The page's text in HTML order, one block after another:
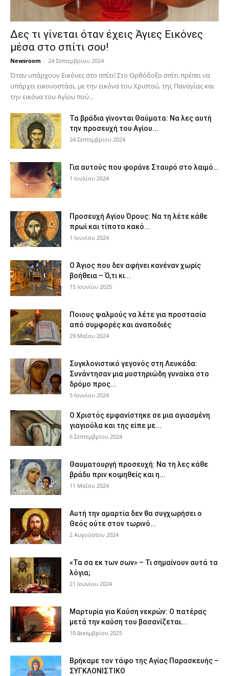
Δες τι γίνεται όταν έχεις Άγιες Εικόνες
μέσα στο σπίτι σου!
Newsroom - 24 Σεπτεμβρίου 2024
Όταν υπάρχουν Εικόνες στο σπίτι! Στο Ορθόδοξο σπίτι πρέπει να
υπάρχει εικονοστάσι, με την εικόνα του Χριστού, της Παν­αγίας και
την εικόνα του Αγίου πού...
Τα βράδια γίνονται Θαύματα: Να λες αυτή
την προσευχή του Αγίου...
24 Σεπτεμβρίου 2024
Για αυτούς που φοράνε Σταυρό στο λαιμό…
1 Ιουλίου 2024
Προσευχή Αγίου Όρους: Να τη λέτε κάθε
πρωί και τίποτα κακό...
1 Ιουνίου 2024
Ο Άγιος που δεν αφήνει κανέναν χωρίς
βοήθεια – Ό,τι κι...
15 Ιουνίου 2025
Ποιους ψαλμούς να λέτε για προστασία
από συμφορές και αναποδιές
29 Μαΐου 2024
Συγκλονιστικό γεγονός στη Λευκάδα:
Συνάντησαν μια μυστηριώδη γυναίκα στο
δρόμο προς...
5 Ιουνίου 2024
Ο Χριστός εμφανίστηκε σε μια αγιασμένη
γιαγιούλα και της είπε με...
6 Σεπτεμβρίου 2024
Θαυματουργή προσευχή: Να τη λες κάθε
βράδυ πριν κοιμηθείς και η...
11 Μαΐου 2024
Αυτή την αμαρτία δεν θα συγχωρήσει ο
Θεός ούτε στον τωρινό...
2 Αυγούστου 2024
«Τα σα εκ των σων» – Τι σημαίνουν αυτά τα
λόγια;
21 Ιουνίου 2024
Μαρτυρία για Καύση νεκρών: Ο πατέρας
μετά την καύση του βασανίζεται...
10 Δεκεμβρίου 2025
Βρήκαμε τον τάφο της Αγίας Παρασκευής –
ΣΥΓΚΛΟΝΙΣΤΙΚΟ